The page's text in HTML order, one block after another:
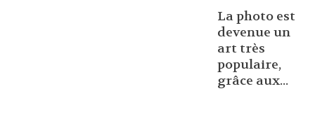
La photo est
devenue un
art très
populaire,
grâce aux...